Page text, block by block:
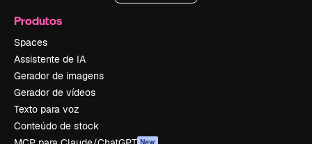
Produtos
Spaces
Assistente de IA
Gerador de imagens
Gerador de vídeos
Texto para voz
Conteúdo de stock